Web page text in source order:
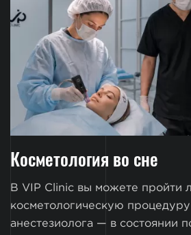
Косметология во сне
В VIP Clinic вы можете пройти
косметологическую
анестезиолога — в состоянии